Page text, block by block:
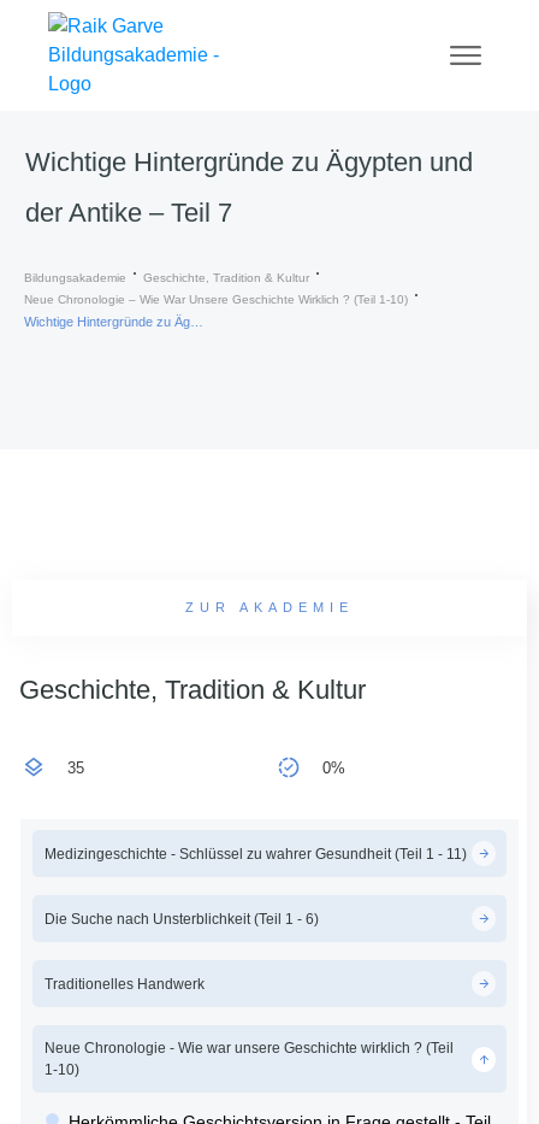
Wichtige Hintergründe zu Ägypten und
der Antike – Teil 7
Bildungsakademie
Geschichte, Tradition & Kultur
Neue Chronologie – Wie War Unsere Geschichte Wirklich ? (Teil 1-10)
ZUR AKADEMIE
Geschichte, Tradition & Kultur
35 0%
Medizingeschichte - Schlüssel zu wahrer Gesundheit (Teil 1 - 11)
Die Suche nach Unsterblichkeit (Teil 1 - 6)
Traditionelles Handwerk
Neue Chronologie - Wie war unsere Geschichte wirklich ? (Teil
1-10)